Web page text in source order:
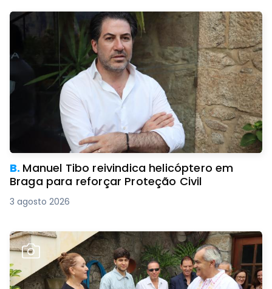
B. Manuel Tibo reivindica helicóptero em
Braga para reforçar Proteção Civil
3 agosto 2026